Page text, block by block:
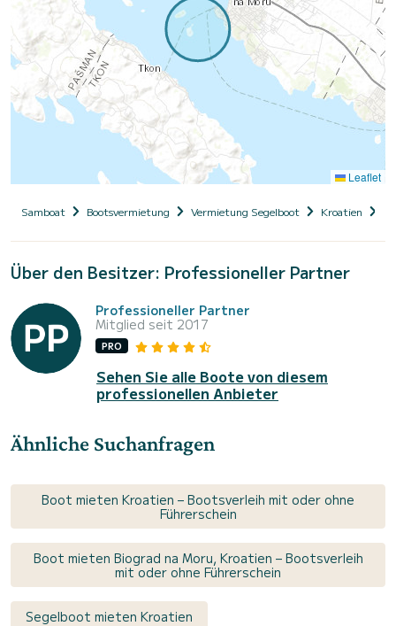
Leaflet
Samboat Bootsvermietung Vermietung Segelboot Kroatien
Über den Besitzer: Professioneller Partner
Professioneller Partner
Mitglied seit 2017
PRO
Sehen Sie alle Boote von diesem
professionellen Anbieter
Ähnliche Suchanfragen
Boot mieten Kroatien – Bootsverleih mit oder ohne
Führerschein
Boot mieten Biograd na Moru, Kroatien – Bootsverleih
mit oder ohne Führerschein
Segelboot mieten Kroatien